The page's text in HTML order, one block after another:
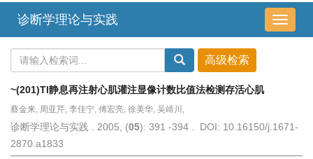
导
航
诊断学理论与实践
~(201)Tl静息再注射心肌灌注显像计数比值法检测存活心肌
蔡金来, 周亚芹, 李佳宁, 傅宏亮, 徐美华, 吴靖川,
诊断学理论与实践 . 2005, (05): 391 -394 . DOI: 10.16150/j.1671-
2870.a1833